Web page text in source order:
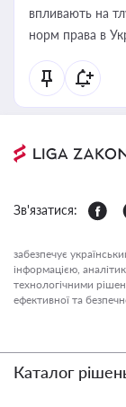
впливають на
норм права в
Зв'язатися:
забезпечує
інформацією,
технологічними
ефективної та
Каталог